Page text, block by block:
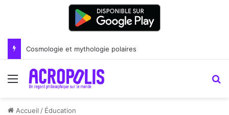
Renoir : la peinture comme un art du lien
Menu
Accueil / Éducation